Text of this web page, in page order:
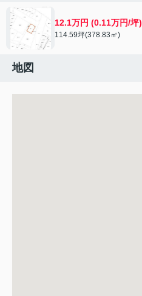
12.1万円 (0.11万円/坪)
114.59坪(378.83㎡)
地図